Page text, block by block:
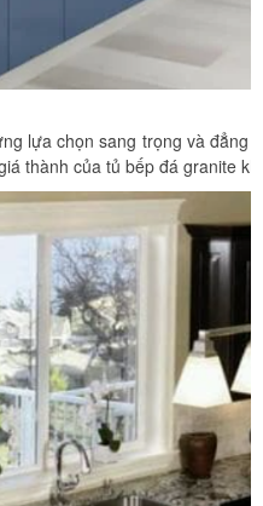
lựa chọn sang trọng và
thành của tủ bếp đá granite